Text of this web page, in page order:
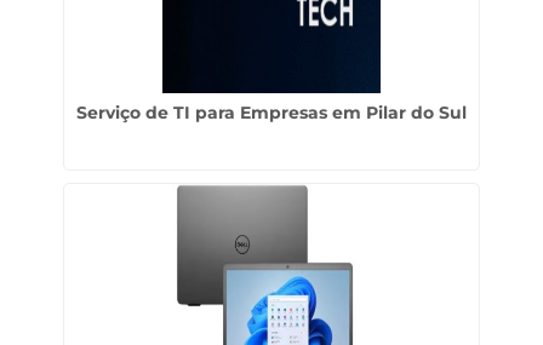
Serviço de TI para Empresas em Pilar do Sul